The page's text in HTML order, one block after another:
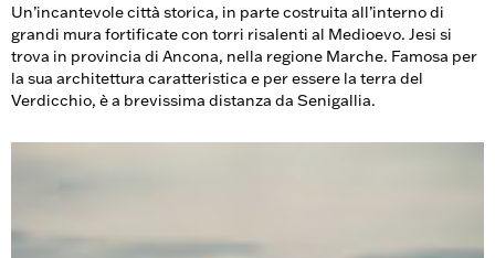
Un’incantevole città storica, in parte costruita all’interno di
grandi mura fortificate con torri risalenti al Medioevo. Jesi si
trova in provincia di Ancona, nella regione Marche. Famosa per
la sua architettura caratteristica e per essere la terra del
Verdicchio, è a brevissima distanza da Senigallia.